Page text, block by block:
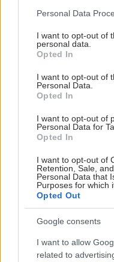
Please note that this
not limited to your visit
grant or deny consent
use your data for below
consent section.
Personal Data
I want to opt-out of
personal data.
Opted In
I want to opt-out of
Personal Data.
Opted In
I want to opt-out of
Personal Data for
Opted In
I want to opt-out of
Retention, Sale,
Personal Data that
Purposes for which
Opted Out
Google consents
I want to allow
related to